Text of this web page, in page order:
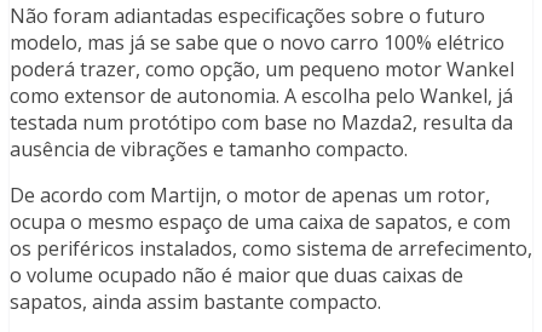
Não foram adiantadas especificações sobre o futuro
modelo, mas já se sabe que o novo carro 100% elétrico
poderá trazer, como opção, um pequeno motor Wankel
como extensor de autonomia. A escolha pelo Wankel, já
testada num protótipo com base no Mazda2, resulta da
ausência de vibrações e tamanho compacto.
De acordo com Martijn, o motor de apenas um rotor,
ocupa o mesmo espaço de uma caixa de sapatos, e com
os periféricos instalados, como sistema de arrefecimento,
o volume ocupado não é maior que duas caixas de
sapatos, ainda assim bastante compacto.